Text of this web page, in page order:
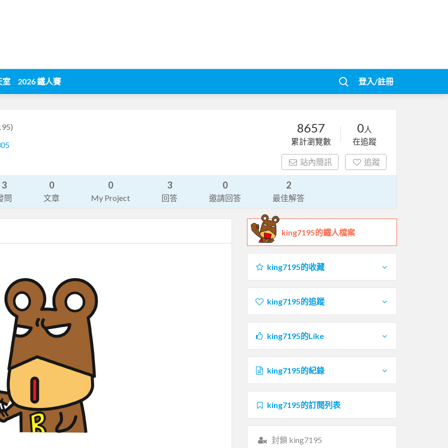
室 2026 鐵人賽 登入/註冊
8657
累計瀏覽數
0人
在追蹤
站內簡訊 追蹤
3
問
0
文章
0
My Project
3
回答
0
邀請回答
2
最佳解答
king7195的鐵人檔案
king7195的收藏
king7195的追蹤
king7195的Like
king7195的紀錄
king7195的訂閱列表
封鎖 king7195